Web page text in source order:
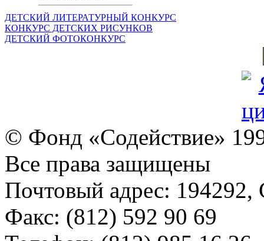
ДЕТСКИЙ ЛИТЕРАТУРНЫЙ КОНКУРС
КОНКУРС ДЕТСКИХ РИСУНКОВ
ДЕТСКИЙ ФОТОКОНКУРС
© Фонд «Содействие»
Все права защищены
Почтовый адрес: 194292,
Факс: (812) 592 90 69